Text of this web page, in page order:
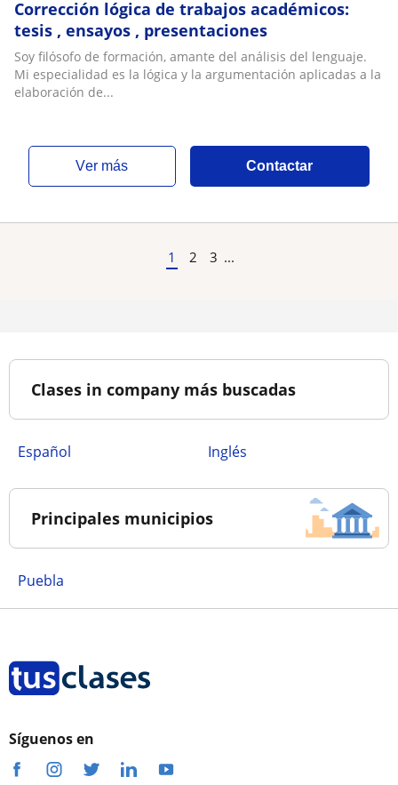
Corrección lógica de trabajos académicos:
tesis , ensayos , presentaciones
Soy filósofo de formación, amante del análisis del lenguaje.
Mi especialidad es la lógica y la argumentación aplicadas a la
elaboración de...
ver más Contactar
1 2 3 ...
Clases in company más buscadas
Español Inglés
Principales municipios
Puebla
Síguenos en